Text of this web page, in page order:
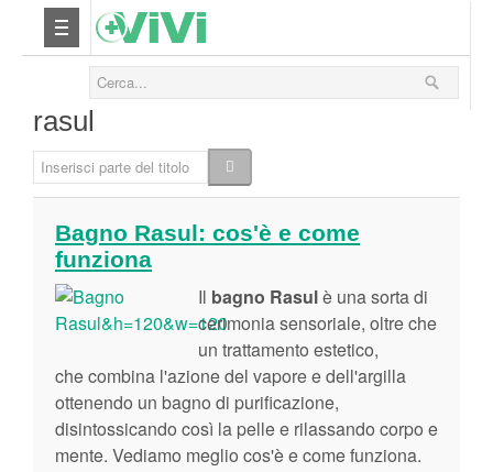
Salute
Fitness
Relax
Viaggi & Vacanze
rasul
Inserisci parte del titolo
Bagno Rasul: cos'è e come
funziona
Il bagno Rasulè una sorta di
cerimonia sensoriale, oltre che
un trattamento estetico,
che combina l'azione del vapore e dell'argilla
ottenendo un bagno di purificazione,
disintossicando così la pelle e rilassando corpo e
mente. Vediamo meglio cos'è e come funziona.